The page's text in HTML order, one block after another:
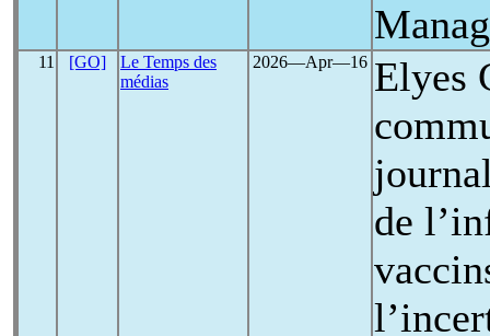
11 [GO]
Le Temps des
médias
2026―Apr―16 Elyes
de